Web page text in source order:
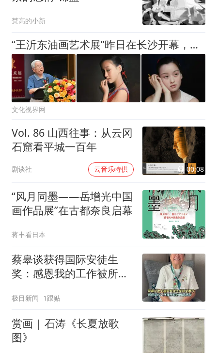
梵高的小新
“王沂东油画艺术展”昨日在长沙开幕，展期至9月20日
文化视界网
Vol. 86 山西往事：从云冈
石窟看平城一百年
剧谈社 云音乐特供 00:08
“风月同墨——岳增光中国
画作品展”在古都奈良启幕
蒋丰看日本
蔡皋谈获得国际安徒生
奖：感恩我的工作被所有
极目新闻 1跟贴
赏画 | 石涛《长夏放歌
图》